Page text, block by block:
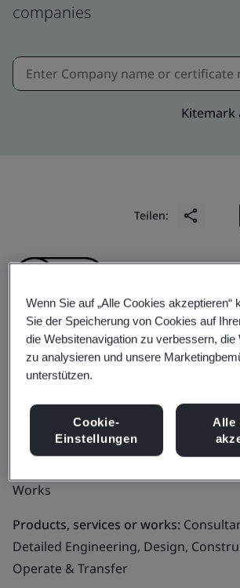
companies
Kitemark
Teilen:
Simplex
Limited
Business scope:Design, Development,
Works
Products, services or works:
Detailed Engineering, Design,
Operate & Transfer
Wenn Sie auf „Alle Cookies akzeptieren“
Sie der Speicherung von Cookies auf
die Websitenavigation zu verbessern, die
zu analysieren und unsere
unterstützen.
Cookie-
Einstellungen
Alle